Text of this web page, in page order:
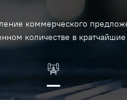
коммерческого
количестве в